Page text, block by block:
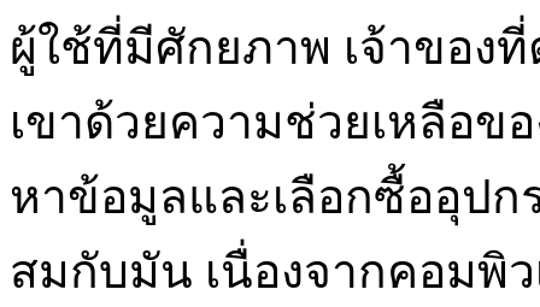
ผู้ใช้ที่มีศักยภาพ เจ้าของ
เขาด้วยความช่วยเหลือข
หาข้อมูลและเลือกซื้ออุปก
สมกับมัน เนื่องจากคอมพิ